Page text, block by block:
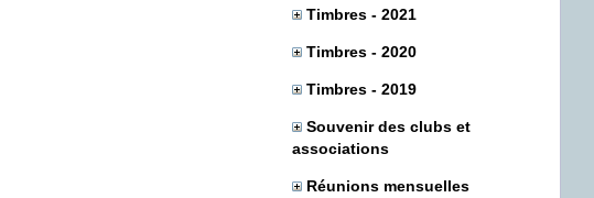
Timbres - 2021
Timbres - 2020
Timbres - 2019
Souvenir des clubs et
associations
Réunions mensuelles